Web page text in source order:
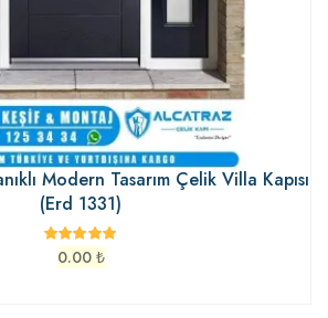
Modern Tasarım Çelik Villa Kapısı
(Erd 1331)
0.00 ₺